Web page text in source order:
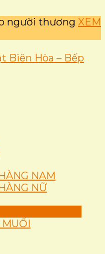
người thương XEM
sinh nhật
Đậu
NAM
NỮ
MUỐI